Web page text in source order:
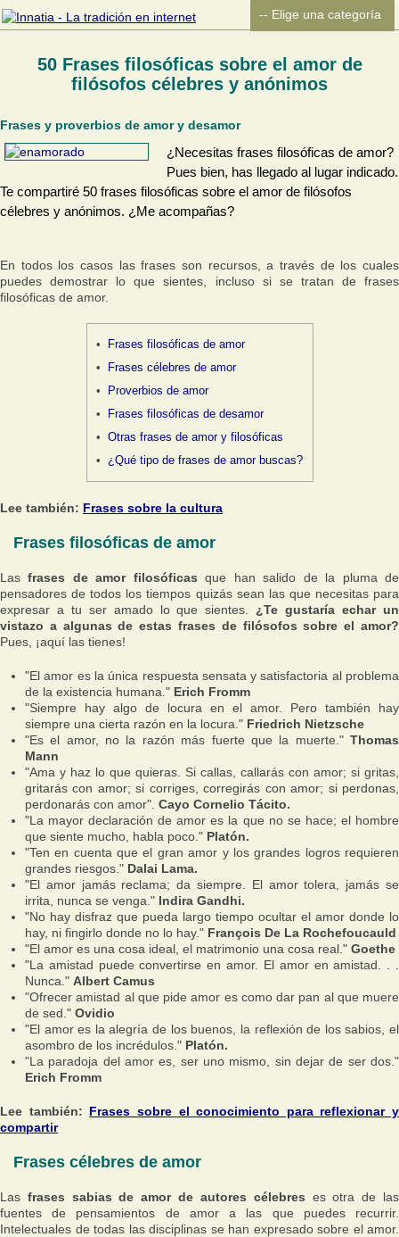
50 Frases filosóficas sobre el amor de
filósofos célebres y anónimos
Frases y proverbios de amor y desamor
¿Necesitas frases filosóficas de amor?
Pues bien, has llegado al lugar indicado.
Te compartiré 50 frases filosóficas sobre el amor de filósofos
célebres y anónimos. ¿Me acompañas?
En todos los casos las frases son recursos, a través de los cuales
puedes demostrar lo que sientes, incluso si se tratan de frases
filosóficas de amor.
Frases filosóficas de amor
Frases célebres de amor
Proverbios de amor
Frases filosóficas de desamor
Otras frases de amor y filosóficas
¿Qué tipo de frases de amor buscas?
Lee también: Frases sobre la cultura
Frases filosóficas de amor
Lasfrases de amor filosóficas que han salido de la pluma de
pensadores de todos los tiempos quizás sean las que necesitas para
expresar a tu ser amado lo que sientes. ¿Te gustaría echar un
vistazo a algunas de estas frases de filósofos sobre el amor?
Pues, ¡aquí las tienes!
"El amor es la única respuesta sensata y satisfactoria al problema
de la existencia humana." Erich Fromm
"Siempre hay algo de locura en el amor. Pero también hay
siempre una cierta razón en la locura." Friedrich Nietzsche
"Es el amor, no la razón más fuerte que la muerte." Thomas
Mann
"Ama y haz lo que quieras. Si callas, callarás con amor; si gritas,
gritarás con amor; si corriges, corregirás con amor; si perdonas,
perdonarás con amor" Cayo Cornelio Tácito.
"La mayor declaración de amor es la que no se hace; el hombre
que siente mucho, habla poco." Platón.
"Ten en cuenta que el gran amor y los grandes logros requieren
grandes riesgos." Dalai Lama.
"El amor jamás reclama; da siempre. El amor tolera, jamás se
irrita, nunca se venga." Indira Gandhi.
"No hay disfraz que pueda largo tiempo ocultar el amor donde lo
hay, ni fingirlo donde no lo hay." François De La Rochefoucauld
"El amor es una cosa ideal, el matrimonio una cosa real." Goethe
"La amistad puede convertirse en amor. El amor en amistad. . .
Nunca." Albert Camus
"Ofrecer amistad al que pide amor es como dar pan al que muere
de sed." Ovidio
"El amor es la alegría de los buenos, la reflexión de los sabios, el
asombro de los incrédulos." Platón.
"La paradoja del amor es, ser uno mismo, sin dejar de ser dos."
Erich Fromm
Lee también: Frases sobre el conocimiento para reflexionar y
compartir
Frases célebres de amor
Las frases sabias de amor de autores célebres es otra de las
fuentes de pensamientos de amor a las que puedes recurrir.
Intelectuales de todas las disciplinas se han expresado sobre el amor.